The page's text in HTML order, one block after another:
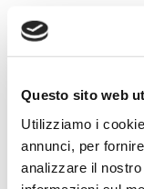
Questo sito web
Utilizziamo i
annunci, per
analizzare il
cavalieri
Ad ottobre in